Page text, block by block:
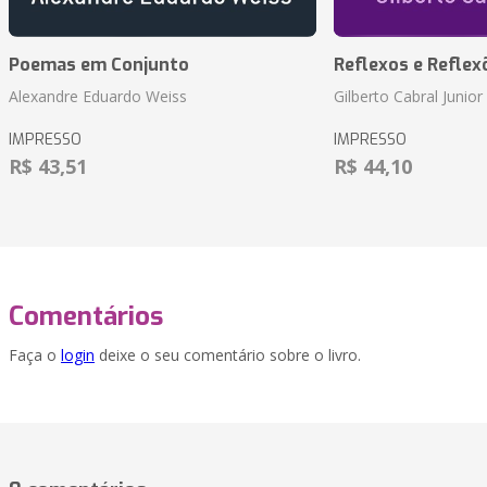
Poemas em Conjunto
Alexandre Eduardo Weiss
IMPRESSO
R$ 43,51
Reflexos e
Gilberto Cabral Junior
IMPRESSO
R$ 44,10
Comentários
Faça o login deixe o seu comentário sobre o livro.